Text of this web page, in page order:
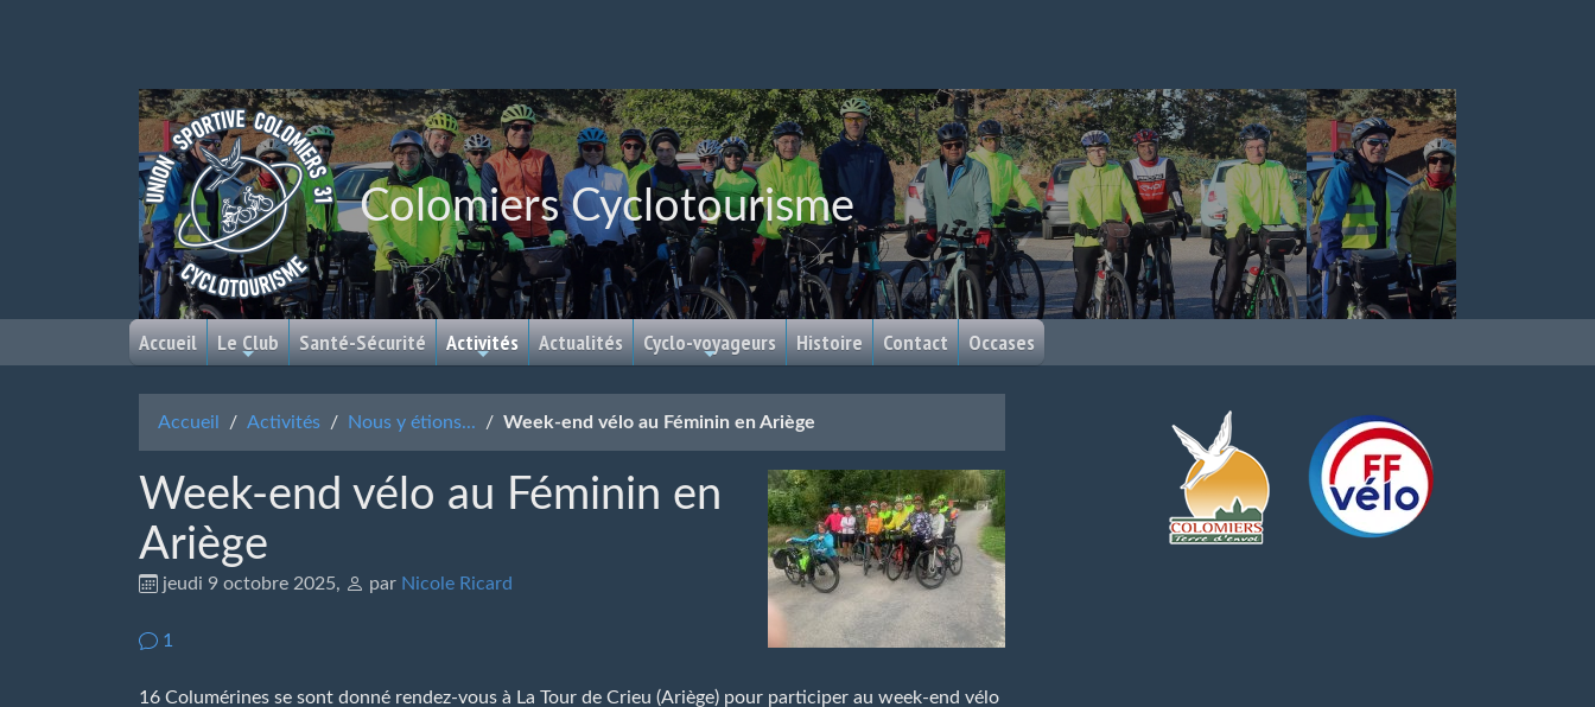
Colomiers Cyclotourisme
Accueil Le Club Santé-Sécurité Activités Actualités Cyclo-voyageurs Histoire Contact Occases
Accueil Activités Nous y étions... Week-end vélo au Féminin en Ariège
Week-end vélo au Féminin en
Ariège
jeudi 9 octobre 2025, par Nicole Ricard
1
16 Columérines se sont donné rendez-vous à La Tour de Crieu (Ariège) pour participer au week-end vélo